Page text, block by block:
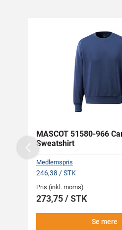
MASCOT 51580-966
Sweatshirt
Medlemspris
246,38 / STK
Pris (inkl. moms)
273,75 / STK
Se mere
Previous